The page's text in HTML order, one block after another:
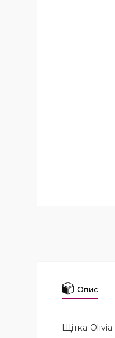
Опис
Щітка